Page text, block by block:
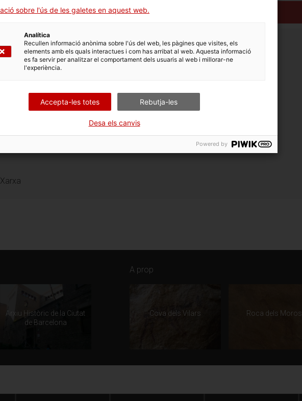
Arxiu Històric de la Ciutat
de Barcelona
A prop
Cova dels Vilars Roca dels Moros
sobre l'ús de les galetes en aquest web.
Analítica
Recullen informació anònima sobre l'ús del web, les pàgines que visites, els
elements amb els quals interactues i com has arribat al web. Aquesta informació
es fa servir per analitzar el comportament dels usuaris al web i millorar-ne
l'experiència.
Accepta-les totes Rebutja-les
Desa els canvis
Powered by